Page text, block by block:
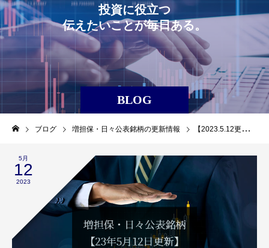
BLOG
投資に役立つ
伝え たいことが毎日ある。
ブログ 増担保・日々公表銘柄の更新情報 【2023.5.12更新】日々公表銘柄最新情報
5月
12
2023